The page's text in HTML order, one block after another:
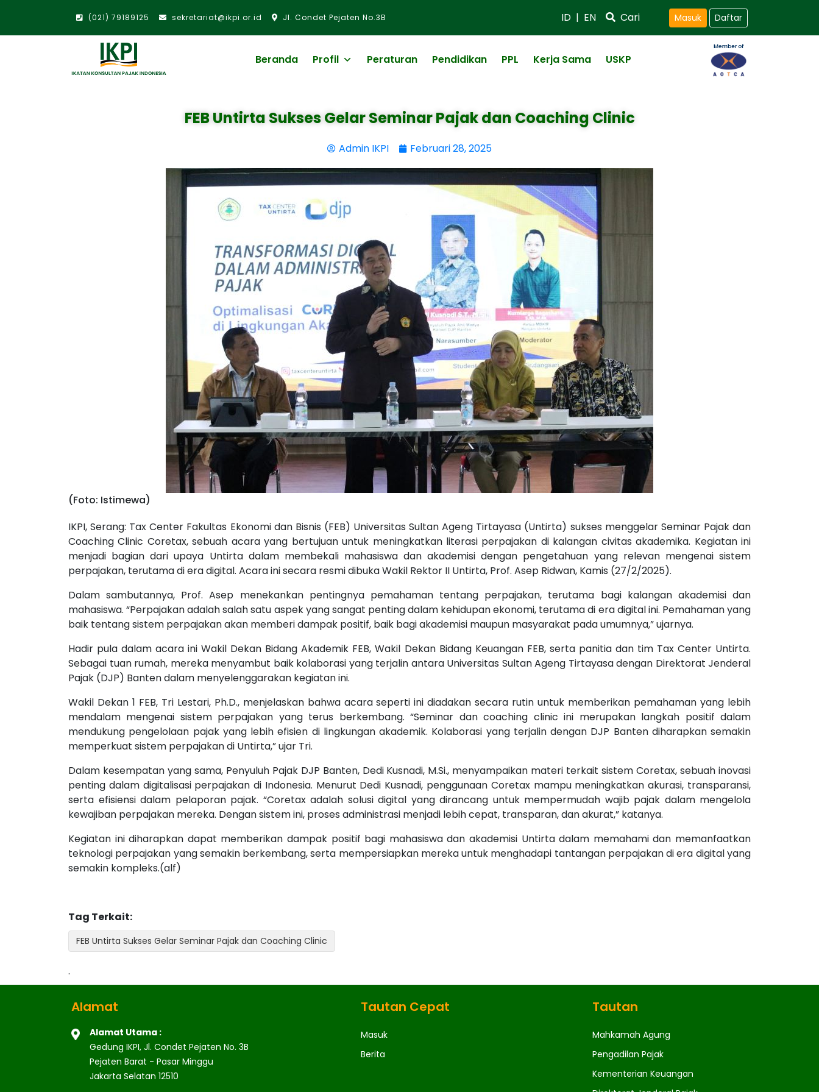
(021) 79189125 sekretariat@ikpi.or.id Jl. Condet Pejaten No.3B ID | EN Cari Masuk Daftar
Beranda Profil Peraturan Pendidikan PPL Kerja Sama USKP
FEB Untirta Sukses Gelar Seminar Pajak dan Coaching Clinic
Admin IKPI Februari 28, 2025
(Foto: Istimewa)
IKPI, Serang: Tax Center Fakultas Ekonomi dan Bisnis (FEB) Universitas Sultan Ageng Tirtayasa (Untirta) sukses menggelar Seminar Pajak dan
Coaching Clinic Coretax, sebuah acara yang bertujuan untuk meningkatkan literasi perpajakan di kalangan civitas akademika. Kegiatan ini
menjadi bagian dari upaya Untirta dalam membekali mahasiswa dan akademisi dengan pengetahuan yang relevan mengenai sistem
perpajakan, terutama di era digital. Acara ini secara resmi dibuka Wakil Rektor II Untirta, Prof. Asep Ridwan, Kamis (27/2/2025).
Dalam sambutannya, Prof. Asep menekankan pentingnya pemahaman tentang perpajakan, terutama bagi kalangan akademisi dan
mahasiswa. “Perpajakan adalah salah satu aspek yang sangat penting dalam kehidupan ekonomi, terutama di era digital ini. Pemahaman yang
baik tentang sistem perpajakan akan memberi dampak positif, baik bagi akademisi maupun masyarakat pada umumnya,” ujarnya.
Hadir pula dalam acara ini Wakil Dekan Bidang Akademik FEB, Wakil Dekan Bidang Keuangan FEB, serta panitia dan tim Tax Center Untirta.
Sebagai tuan rumah, mereka menyambut baik kolaborasi yang terjalin antara Universitas Sultan Ageng Tirtayasa dengan Direktorat Jenderal
Pajak (DJP) Banten dalam menyelenggarakan kegiatan ini.
Wakil Dekan 1 FEB, Tri Lestari, Ph.D., menjelaskan bahwa acara seperti ini diadakan secara rutin untuk memberikan pemahaman yang lebih
mendalam mengenai sistem perpajakan yang terus berkembang. “Seminar dan coaching clinic ini merupakan langkah positif dalam
mendukung pengelolaan pajak yang lebih efisien di lingkungan akademik. Kolaborasi yang terjalin dengan DJP Banten diharapkan semakin
memperkuat sistem perpajakan di Untirta,” ujar Tri.
Dalam kesempatan yang sama, Penyuluh Pajak DJP Banten, Dedi Kusnadi, M.Si., menyampaikan materi terkait sistem Coretax, sebuah inovasi
penting dalam digitalisasi perpajakan di Indonesia. Menurut Dedi Kusnadi, penggunaan Coretax mampu meningkatkan akurasi, transparansi,
serta efisiensi dalam pelaporan pajak. “Coretax adalah solusi digital yang dirancang untuk mempermudah wajib pajak dalam mengelola
kewajiban perpajakan mereka. Dengan sistem ini, proses administrasi menjadi lebih cepat, transparan, dan akurat,” katanya.
Kegiatan ini diharapkan dapat memberikan dampak positif bagi mahasiswa dan akademisi Untirta dalam memahami dan memanfaatkan
teknologi perpajakan yang semakin berkembang, serta mempersiapkan mereka untuk menghadapi tantangan perpajakan di era digital yang
semakin kompleks.(alf)
Tag Terkait:
FEB Untirta Sukses Gelar Seminar Pajak dan Coaching Clinic
.
Alamat
Alamat Utama :
Gedung IKPI, Jl. Condet Pejaten No. 3B
Pejaten Barat - Pasar Minggu
Jakarta Selatan 12510
Tautan Cepat
Masuk
Berita
Tautan
Mahkamah Agung
Pengadilan Pajak
Kementerian Keuangan